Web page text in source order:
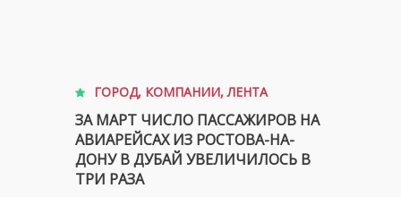
ГОРОД, КОМПАНИИ,ЛЕНТА
ЗА МАРТ ЧИСЛО ПАССАЖИРОВ НА
АВИАРЕЙСАХ ИЗ РОСТОВА-НА-
ДОНУ В ДУБАЙ УВЕЛИЧИЛОСЬ В
ТРИ РАЗА